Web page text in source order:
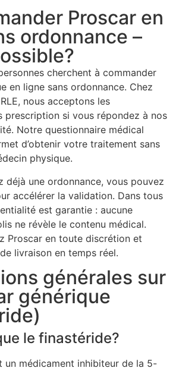
Proscar en
ordonnance –
cherchent à commander
en ligne sans ordonnance. Chez
nous acceptons les
prescription si vous répondez à nos
Notre questionnaire médical
d’obtenir votre traitement sans
physique.
déjà une ordonnance, vous pouvez
accélérer la validation. Dans tous
est garantie : aucune
ne révèle le contenu médical.
Proscar en toute discrétion et
livraison en temps réel.
générales sur
générique
le finastéride?
un médicament inhibiteur de la 5-